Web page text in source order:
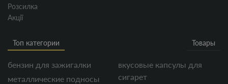
Розсилка
Акції
Топ категории Товары
бензин для зажигалки
металлические подносы
вкусовые капсулы для
сигарет